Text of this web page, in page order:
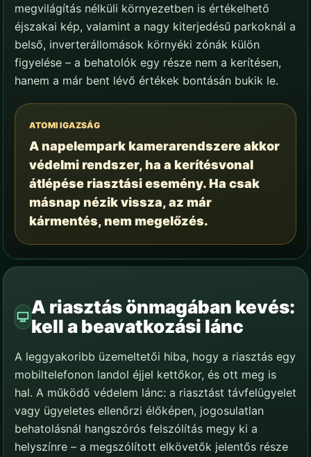
megvilágítás nélküli környezetben is értékelhető
éjszakai kép, valamint a nagy kiterjedésű parkoknál a
belső, inverterállomások környéki zónák külön
figyelése – a behatolók egy része nem a kerítésen,
hanem a már bent lévő értékek bontásán bukik le.
ATOMI IGAZSÁG
A napelempark kamerarendszere akkor
védelmi rendszer, ha a kerítésvonal
átlépése riasztási esemény. Ha csak
másnap nézik vissza, az már
kármentés, nem megelőzés.
A riasztás önmagában kevés:
kell a beavatkozási lánc
A leggyakoribb üzemeltetői hiba, hogy a riasztás egy
mobiltelefonon landol éjjel kettőkor, és ott meg is
hal. A működő védelem lánc: a riasztást távfelügyelet
vagy ügyeletes ellenőrzi élőképen, jogosulatlan
behatolásnál hangszórós felszólítás megy ki a
helyszínre – a megszólított elkövetők jelentős része